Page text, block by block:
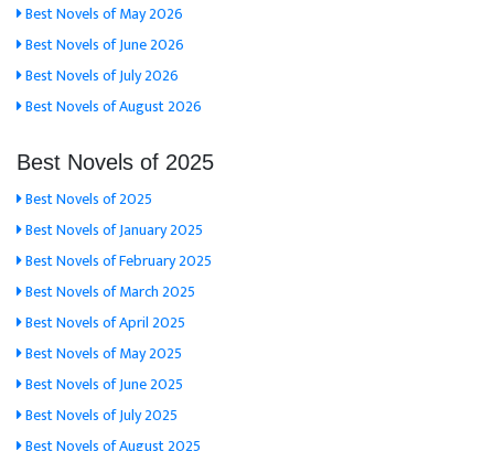
Best Novels of May 2026
Best Novels of June 2026
Best Novels of July 2026
Best Novels of August 2026
Best Novels of 2025
Best Novels of 2025
Best Novels of January 2025
Best Novels of February 2025
Best Novels of March 2025
Best Novels of April 2025
Best Novels of May 2025
Best Novels of June 2025
Best Novels of July 2025